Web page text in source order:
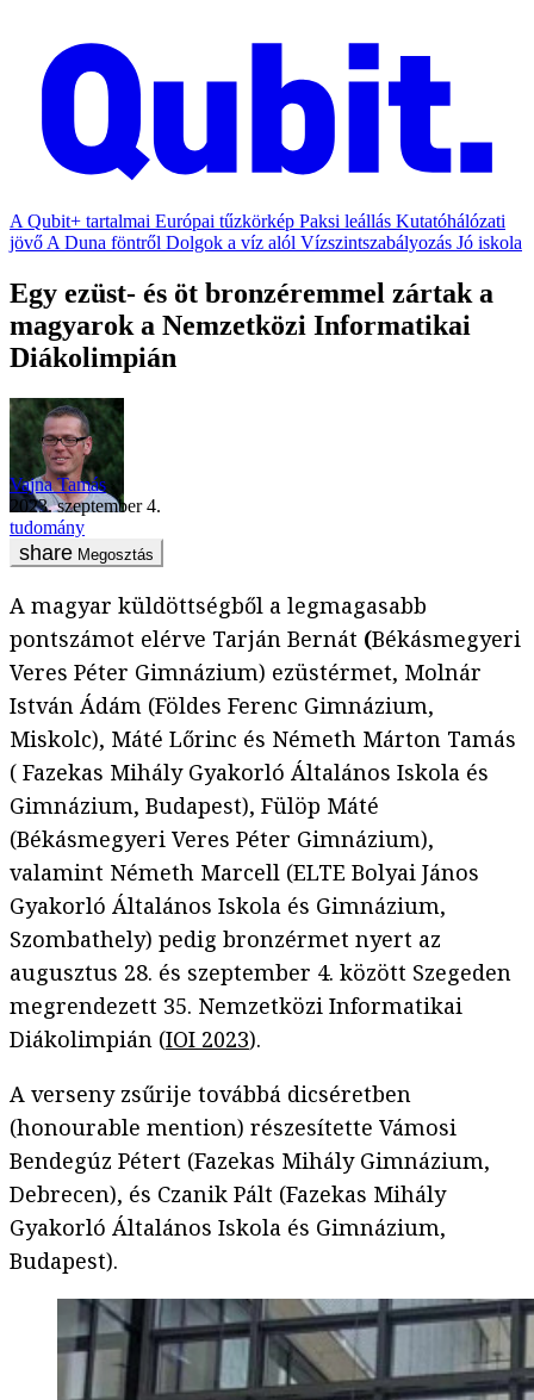
A Qubit+ tartalmai Európai tűzkörkép Paksi leállás Kutatóhálózati
jövő A Duna föntről Dolgok a víz alól Vízszintszabályozás Jó iskola
Egy ezüst- és öt bronzéremmel zártak a
magyarok a Nemzetközi Informatikai
Diákolimpián
Vajna Tamás
2023. szeptember 4.
tudomány
Megosztás
A magyar küldöttségből a legmagasabb
pontszámot elérve Tarján Bernát (Békásmegyeri
Veres Péter Gimnázium) ezüstérmet, Molnár
István Ádám (Földes Ferenc Gimnázium,
Miskolc), Máté Lőrinc és Németh Márton Tamás
( Fazekas Mihály Gyakorló Általános Iskola és
Gimnázium, Budapest), Fülöp Máté
(Békásmegyeri Veres Péter Gimnázium),
valamint Németh Marcell (ELTE Bolyai János
Gyakorló Általános Iskola és Gimnázium,
Szombathely) pedig bronzérmet nyert az
augusztus 28. és szeptember 4. között Szegeden
megrendezett 35. Nemzetközi Informatikai
Diákolimpián (IOI 2023).
A verseny zsűrije továbbá dicséretben
(honourable mention) részesítette Vámosi
Bendegúz Pétert (Fazekas Mihály Gimnázium,
Debrecen), és Czanik Pált (Fazekas Mihály
Gyakorló Általános Iskola és Gimnázium,
Budapest).